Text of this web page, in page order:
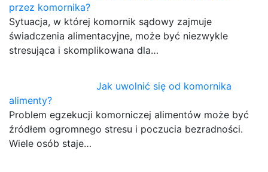
przez komornika?
Sytuacja, w której komornik sądowy zajmuje
świadczenia alimentacyjne, może być niezwykle
stresująca i skomplikowana dla…
Jak uwolnić się od komornika
alimenty?
Problem egzekucji komorniczej alimentów może być
źródłem ogromnego stresu i poczucia bezradności.
Wiele osób staje…